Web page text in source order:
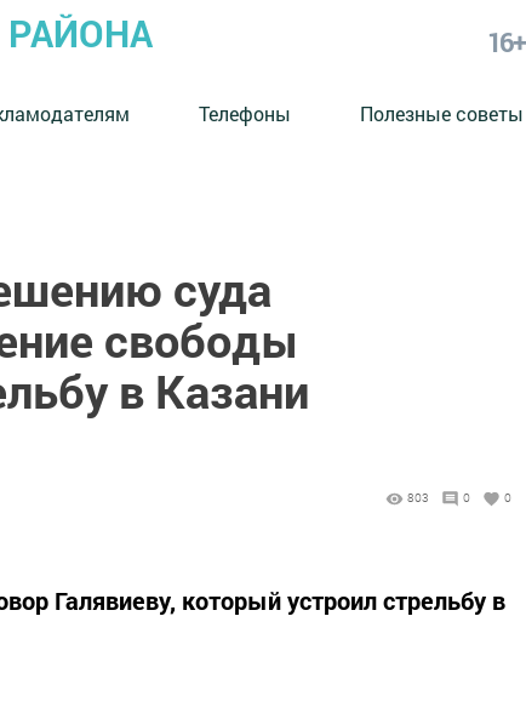
16+
Телефоны Полезные советы
суда
свободы
в Казани
803 0 0
Галявиеву, который устроил стрельбу в